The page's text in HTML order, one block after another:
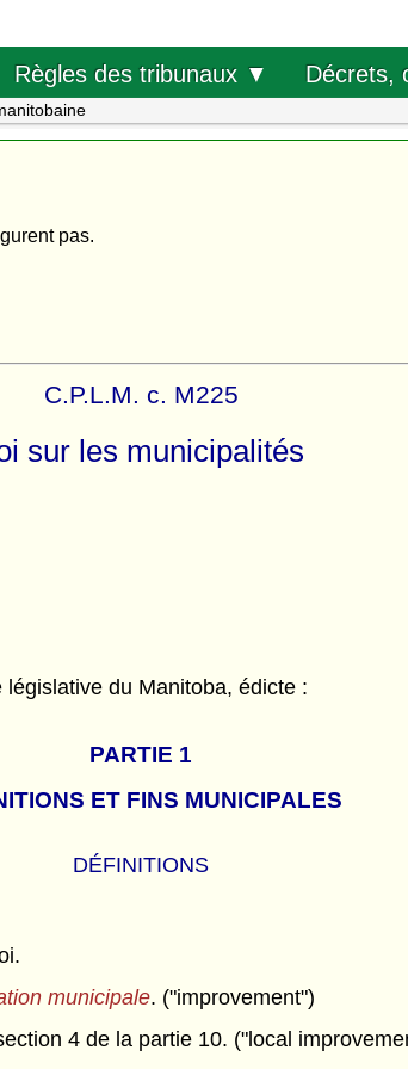
Règles des tribunaux ▼ Décrets,
pas.
C.P.L.M. c. M225
sur les municipalités
du Manitoba, édicte :
PARTIE 1
ET FINS MUNICIPALES
DÉFINITIONS
municipale. ("improvement")
4 de la partie 10. ("local